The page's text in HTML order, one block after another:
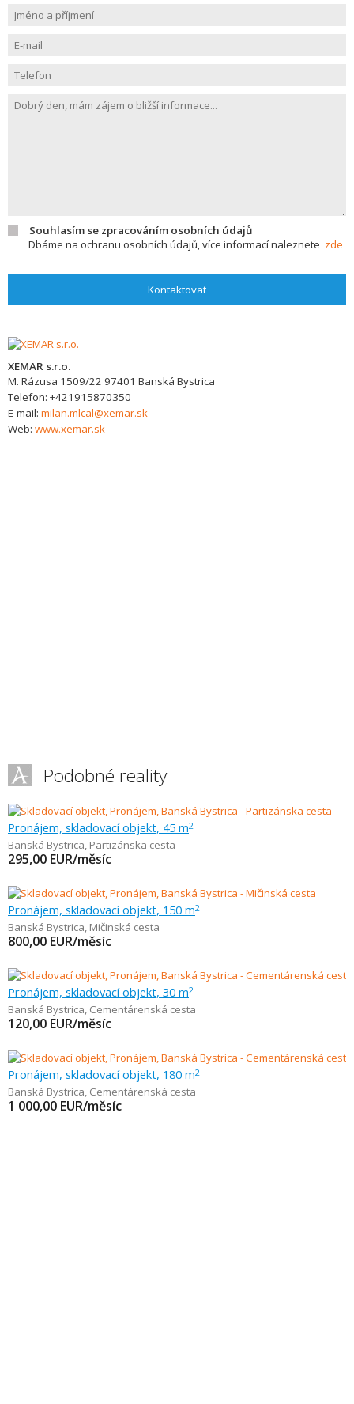
Souhlasím se zpracováním osobních údajů
Dbáme na ochranu osobních údajů, více informací naleznete zde
Kontaktovat
XEMAR s.r.o.
M. Rázusa 1509/22 97401 Banská Bystrica
Telefon: +421915870350
E-mail: milan.mlcal@xemar.sk
Web: www.xemar.sk
Podobné reality
Pronájem, skladovací objekt, 45 m2
Banská Bystrica, Partizánska cesta
295,00 EUR/měsíc
Pronájem, skladovací objekt, 150 m2
Banská Bystrica, Mičinská cesta
800,00 EUR/měsíc
Pronájem, skladovací objekt, 30 m2
Banská Bystrica, Cementárenská cesta
120,00 EUR/měsíc
Pronájem, skladovací objekt, 180 m2
Banská Bystrica, Cementárenská cesta
1 000,00 EUR/měsíc